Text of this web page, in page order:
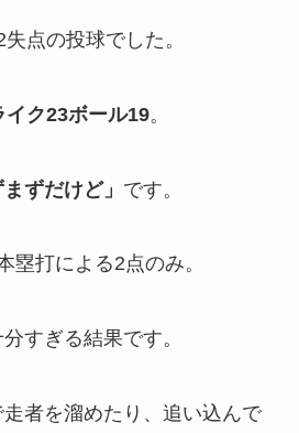
点の投球でした。
イク23ボール19。
ずだけど」 です。
塁打による2点のみ。
すぎる結果です。
走者を溜めたり、追い込んで